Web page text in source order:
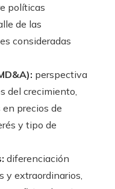
políticas
de las
consideradas
perspectiva
del crecimiento,
precios de
y tipo de
diferenciación
y extraordinarios,